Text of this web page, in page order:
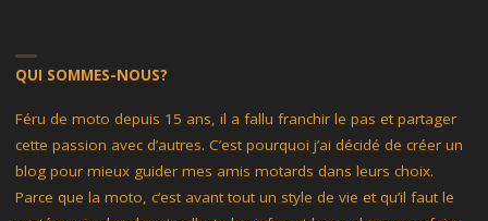
POUR
SON
MOTO"
QUI SOMMES-NOUS?
Féru de moto depuis 15 ans, il a fallu franchir le pas et partager
cette passion avec d’autres. C’est pourquoi j’ai décidé de créer un
blog pour mieux guider mes amis motards dans leurs choix.
Parce que la moto, c’est avant tout un style de vie et qu’il faut le